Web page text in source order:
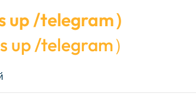
up /telegram）
up /telegram）